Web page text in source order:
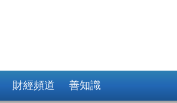
財經頻道 善知識